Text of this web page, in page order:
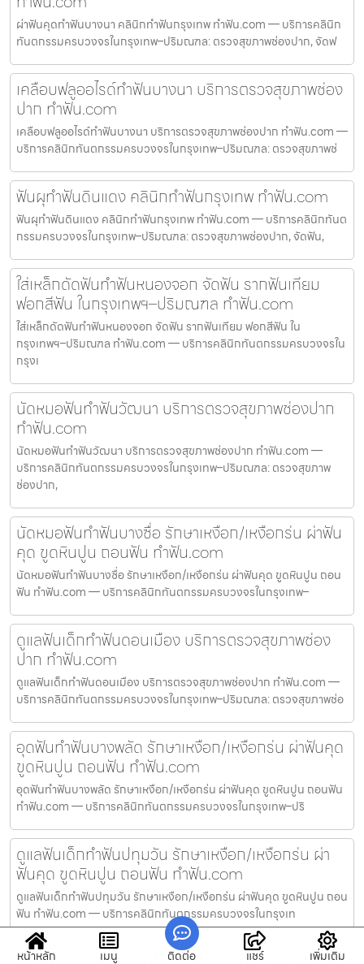
ผ่าฟันคุดทำฟันบางนา คลินิกทำฟันกรุงเทพ ทำฟัน.com — บริการคลินิก
ทันตกรรมครบวงจรในกรุงเทพ–ปริมณฑล: ตรวจสุขภาพช่องปาก, จัดฟ
เคลือบฟลูออไรด์ทำฟันบางนา บริการตรวจสุขภาพช่อง
ปาก ทำฟัน.com
เคลือบฟลูออไรด์ทำฟันบางนา บริการตรวจสุขภาพช่องปาก ทำฟัน.com —
บริการคลินิกทันตกรรมครบวงจรในกรุงเทพ–ปริมณฑล: ตรวจสุขภาพช่
ฟันผุทำฟันดินแดง คลินิกทำฟันกรุงเทพ ทำฟัน.com
ฟันผุทำฟันดินแดง คลินิกทำฟันกรุงเทพ ทำฟัน.com — บริการคลินิกทันต
กรรมครบวงจรในกรุงเทพ–ปริมณฑล: ตรวจสุขภาพช่องปาก, จัดฟัน,
ใส่เหล็กดัดฟันทำฟันหนองจอก จัดฟัน รากฟันเทียม
ฟอกสีฟัน ในกรุงเทพฯ–ปริมณฑล ทำฟัน.com
ใส่เหล็กดัดฟันทำฟันหนองจอก จัดฟัน รากฟันเทียม ฟอกสีฟัน ใน
กรุงเทพฯ–ปริมณฑล ทำฟัน.com — บริการคลินิกทันตกรรมครบวงจรใน
กรุงเ
นัดหมอฟันทำฟันวัฒนา บริการตรวจสุขภาพช่องปาก
ทำฟัน.com
นัดหมอฟันทำฟันวัฒนา บริการตรวจสุขภาพช่องปาก ทำฟัน.com —
บริการคลินิกทันตกรรมครบวงจรในกรุงเทพ–ปริมณฑล: ตรวจสุขภาพ
ช่องปาก,
นัดหมอฟันทำฟันบางซื่อ รักษาเหงือก/เหงือกร่น ผ่าฟัน
คุด ขูดหินปูน ถอนฟัน ทำฟัน.com
นัดหมอฟันทำฟันบางซื่อ รักษาเหงือก/เหงือกร่น ผ่าฟันคุด ขูดหินปูน ถอน
ฟัน ทำฟัน.com — บริการคลินิกทันตกรรมครบวงจรในกรุงเทพ–
ดูแลฟันเด็กทำฟันดอนเมือง บริการตรวจสุขภาพช่อง
ปาก ทำฟัน.com
ดูแลฟันเด็กทำฟันดอนเมือง บริการตรวจสุขภาพช่องปาก ทำฟัน.com —
บริการคลินิกทันตกรรมครบวงจรในกรุงเทพ–ปริมณฑล: ตรวจสุขภาพช่อ
อุดฟันทำฟันบางพลัด รักษาเหงือก/เหงือกร่น ผ่าฟันคุด
ขูดหินปูน ถอนฟัน ทำฟัน.com
อุดฟันทำฟันบางพลัด รักษาเหงือก/เหงือกร่น ผ่าฟันคุด ขูดหินปูน ถอนฟัน
ทำฟัน.com — บริการคลินิกทันตกรรมครบวงจรในกรุงเทพ–ปริ
ดูแลฟันเด็กทำฟันปทุมวัน รักษาเหงือก/เหงือกร่น ผ่า
ฟันคุด ขูดหินปูน ถอนฟัน ทำฟัน.com
ดูแลฟันเด็กทำฟันปทุมวัน รักษาเหงือก/เหงือกร่น ผ่าฟันคุด ขูดหินปูน ถอน
ฟัน ทำฟัน.com — บริการคลินิกทันตกรรมครบวงจรในกรุงเท
หน้าหลัก เมนู ติดต่อ แชร์ เพิ่มเติม